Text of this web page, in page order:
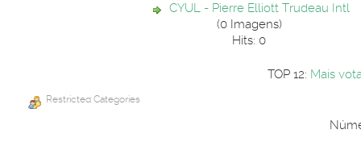
CYUL - Pierre Elliott Trudeau Intl
(0 Imagens)
Hits: 0
TOP 12: Mais
Restricted Categories